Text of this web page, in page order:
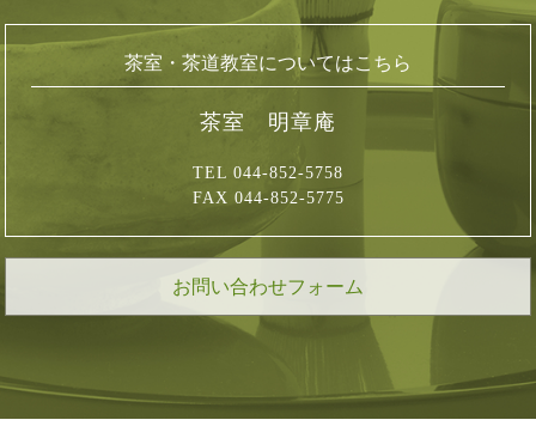
茶室・茶道教室についてはこちら
茶室 明章庵
TEL 044-852-5758
FAX 044-852-5775
お問い合わせフォーム